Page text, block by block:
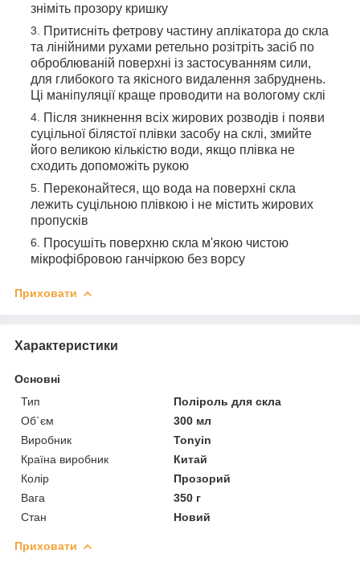
зніміть прозору кришку
Притисніть фетрову частину аплікатора до скла
та лінійними рухами ретельно розітріть засіб по
оброблюваній поверхні із застосуванням сили,
для глибокого та якісного видалення забруднень.
Ці маніпуляції краще проводити на вологому склі
Після зникнення всіх жирових розводів і появи
суцільної білястої плівки засобу на склі, змийте
його великою кількістю води, якщо плівка не
сходить допоможіть рукою
Переконайтеся, що вода на поверхні скла
лежить суцільною плівкою і не містить жирових
пропусків
Просушіть поверхню скла м'якою чистою
мікрофібровою ганчіркою без ворсу
Приховати
Характеристики
Основні
Тип
Поліроль для скла
Об`єм
300 мл
Виробник
Tonyin
Країна виробник
Китай
Колір
Прозорий
Вага
350 г
Стан
Новий
Приховати